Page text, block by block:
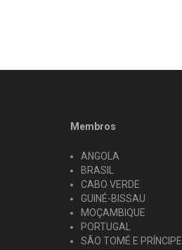
Membros
ANGOLA
BRASIL
CABO VERDE
GUINÉ-BISSAU
MOÇAMBIQUE
PORTUGAL
SÃO TOMÉ E PRÍNCIPE